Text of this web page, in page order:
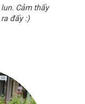
Cảm thấy
đấy :)